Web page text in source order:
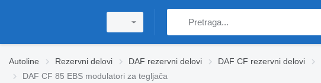
Autoline Rezervni delovi DAF rezervni delovi DAF CF rezervni delovi
DAF CF 85 EBS modulatori za tegljača